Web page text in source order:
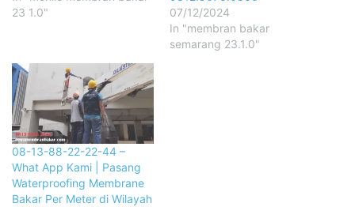
23 1.0"
07/12/2024
In "membran bakar
semarang 23.1.0"
08-13-88-22-22-44 –
What App Kami | Pasang
Waterproofing Membrane
Bakar Per Meter di Wilayah